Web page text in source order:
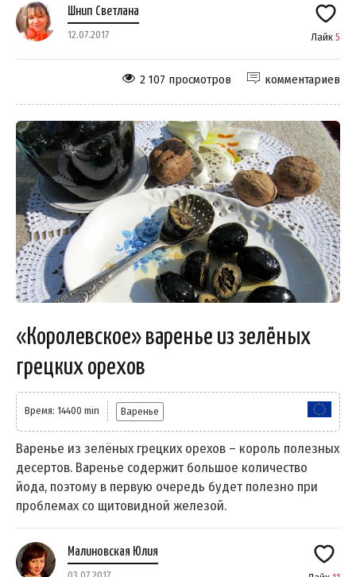
Шнип Светлана
12.07.2017 Лайк 5
комментариев
2 107 просмотров
«Королевское» варенье из зелёных
грецких орехов
Время: 14400 min Варенье
Варенье из зелёных грецких орехов – король полезных
десертов. Варенье содержит большое количество
йода, поэтому в первую очередь будет полезно при
проблемах со щитовидной железой.
Малиновская Юлия